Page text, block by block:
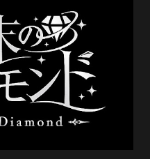
com folk, blues e pop.
estão "Shimanchu nu Takara",
no Manma" e "Umi no Koe" ,